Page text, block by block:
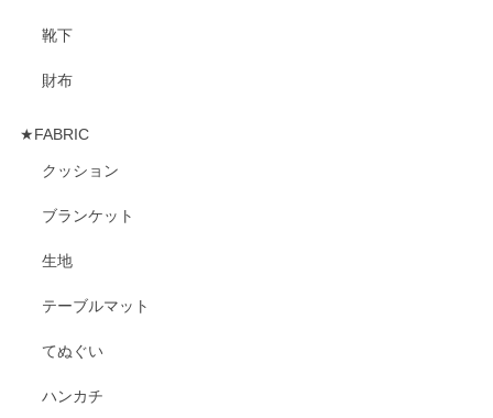
靴下
財布
★FABRIC
クッション
ブランケット
生地
テーブルマット
てぬぐい
ハンカチ